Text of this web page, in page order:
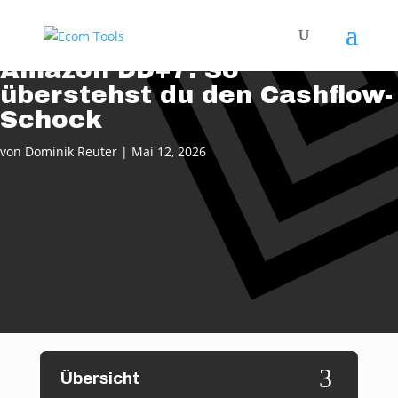
Amazon DD+7: So
überstehst du den Cashflow-
Schock
von Dominik Reuter | Mai 12, 2026
Übersicht 3